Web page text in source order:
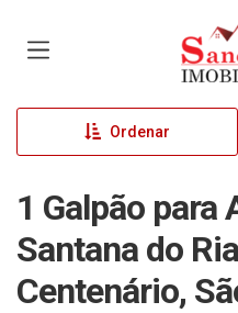
Ordenar
1 Galpão para
Santana do
Centenário,